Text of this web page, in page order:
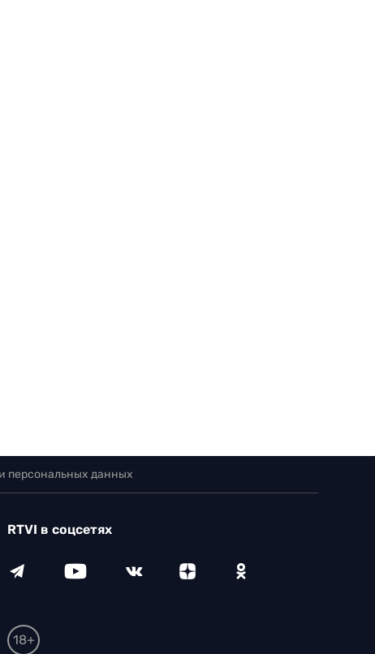
персональных данных
RTVI в соцсетях
18+